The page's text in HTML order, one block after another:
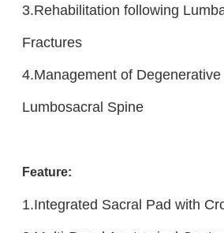
3.Rehabilitation following
Fractures
4.Management of
Lumbosacral Spine
Feature:
1.Integrated Sacral Pad with